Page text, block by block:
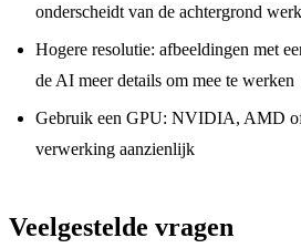
onderscheidt van de achtergrond
Hogere resolutie: afbeeldingen met
de AI meer details om mee te werken
Gebruik een GPU: NVIDIA, AMD
verwerking aanzienlijk
Veelgestelde vragen